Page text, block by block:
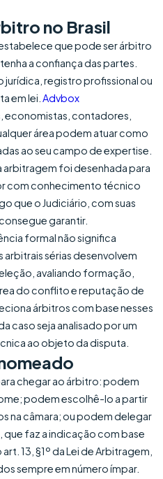
no Brasil
que pode ser árbitro
a confiança das partes.
jurídica, registro profissional ou
em lei.Advbox
economistas, contadores,
área podem atuar como
ao seu campo de expertise.
arbitragem foi desenhada para
com conhecimento técnico
que o Judiciário, com suas
garantir.
formal não significa
arbitrais sérias desenvolvem
avaliando formação,
do conflito e reputação de
árbitros com base nesses
caso seja analisado por um
ao objeto da disputa.
chegar ao árbitro: podem
podem escolhê-lo a partir
na câmara; ou podem delegar
que faz a indicação com base
13, §1º da Lei de Arbitragem,
sempre em número ímpar.